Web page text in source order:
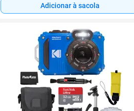
Adicionar à sacola